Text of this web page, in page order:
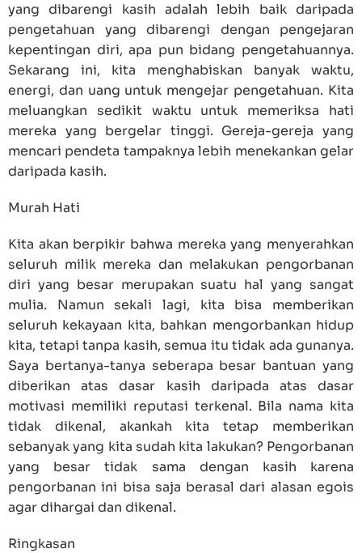
yang dibarengi kasih adalah lebih baik daripada
pengetahuan yang dibarengi dengan pengejaran
kepentingan diri, apa pun bidang pengetahuannya.
Sekarang ini, kita menghabiskan banyak waktu,
energi, dan uang untuk mengejar pengetahuan. Kita
meluangkan sedikit waktu untuk memeriksa hati
mereka yang bergelar tinggi. Gereja-gereja yang
mencari pendeta tampaknya lebih menekankan gelar
daripada kasih.
Murah Hati
Kita akan berpikir bahwa mereka yang menyerahkan
seluruh milik mereka dan melakukan pengorbanan
diri yang besar merupakan suatu hal yang sangat
mulia. Namun sekali lagi, kita bisa memberikan
seluruh kekayaan kita, bahkan mengorbankan hidup
kita, tetapi tanpa kasih, semua itu tidak ada gunanya.
Saya bertanya-tanya seberapa besar bantuan yang
diberikan atas dasar kasih daripada atas dasar
motivasi memiliki reputasi terkenal. Bila nama kita
tidak dikenal, akankah kita tetap memberikan
sebanyak yang kita sudah kita lakukan? Pengorbanan
yang besar tidak sama dengan kasih karena
pengorbanan ini bisa saja berasal dari alasan egois
agar dihargai dan dikenal.
Ringkasan